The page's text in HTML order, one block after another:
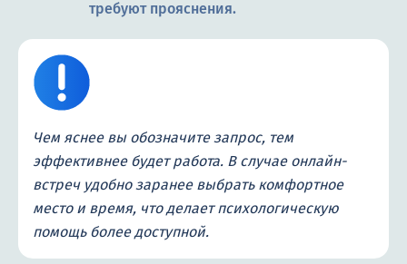
требуют прояснения.
Чем яснее вы обозначите запрос, тем
эффективнее будет работа. В случае онлайн-
встреч удобно заранее выбрать комфортное
место и время, что делает психологическую
помощь более доступной.